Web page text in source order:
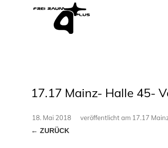
17.17 Mainz- Halle 45-
veröffentlicht
18. Mai 2018 am 17.17
← ZURÜCK